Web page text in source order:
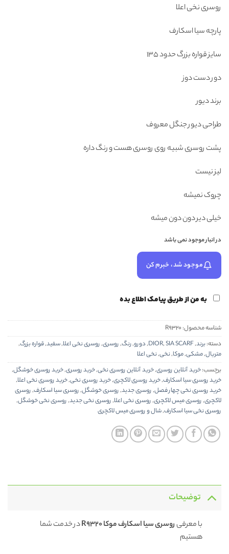
روسری نخی اعلا
پارچه سیا اسکارف
سایز قواره بزرگ حدود 135
دور دست دوز
برند دیور
طراحی دیور جنگل معروف
پشت روسری شبیه روی روسری هست و رنگ داره
لیز نیست
چروک نمیشه
خیلی دیر دون دون میشه
در انبار موجود نمی باشد
موجود شد، خبرم کن
به من از طریق پیامک اطلاع بده
شناسه محصول: R9320
دسته:برند,
DIOR,SIA SCARF
,دورو,رنگ,روسری,روسری نخی اعلا,سفید,قواره بزرگ,
متریال,مشکی,موکا,نخی,نخی اعلا
برچسب:خرید آنلاین روسری,خرید آنلاین روسری نخی,خرید روسری,خرید روسری خوشگل,
خرید روسری سیا اسکارف,خرید روسری لاکچری,خرید روسری نخی,خرید روسری نخی اعلا,
خرید روسری نخی چهار فصل,روسری جدید,روسری خوشگل,روسری سیا اسکارف,روسری
لاکچری,روسری میس لاکچری,روسری نخی اعلا,روسری نخی جدید,روسری نخی خوشگل,
روسری نخی سیا اسکارف,شال و روسری میس لاکچری
توضیحات
با معرفیروسری سیا اسکارف موکا R9320
در خدمت شما
هستیم